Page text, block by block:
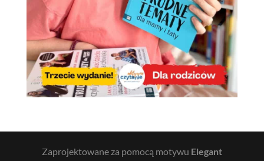
Zaprojektowane za pomocą motywu Elegant